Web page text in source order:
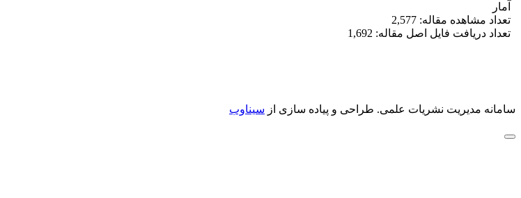
آمار
تعداد مشاهده مقاله: 2,577
تعداد دریافت فایل اصل مقاله: 1,692
سامانه مدیریت نشریات علمی. طراحی و پیاده سازی از سیناوب